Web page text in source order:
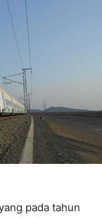
pada tahun